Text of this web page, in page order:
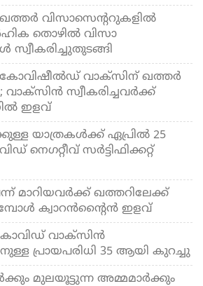
ഖത്തര്‍ വിസാസെന്ററുകളില്‍
തൊഴില്‍ വിസാ
കോവിഷീല്‍ഡ് വാക്‌സിന് ഖത്തര്‍
വാക്‌സിന്‍ സ്വീകരിച്ചവര്‍ക്ക്
ഇളവ്
യാത്രകള്‍ക്ക് ഏപ്രില്‍ 25
നെഗറ്റീവ് സര്‍ട്ടിഫിക്കറ്റ്
മാറിയവര്‍ക്ക് ഖത്തറിലേക്ക്
ക്വാറന്‍ന്റൈന്‍ ഇളവ്
വാക്‌സിന്‍
പ്രായപരിധി 35 ആയി കുറച്ചു
മുലയൂട്ടുന്ന അമ്മമാര്‍ക്കും